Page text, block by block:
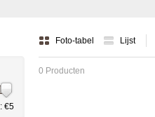
Foto-tabel Lijst
0 Producten
€5